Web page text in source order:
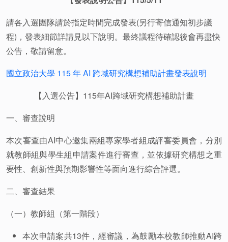
請各入選團隊請於指定時間完成發表(另行寄信通知初步議
程)，發表細節詳請見以下說明。最終議程待確認後會再盡快
公告，敬請留意。
國立政治大學 115 年 AI 跨域研究構想補助計畫發表說明
【入選公告】115年AI跨域研究構想補助計畫
一、審查說明
本次審查由AI中心邀集兩組專家學者組成評審委員會，分別
就教師組與學生組申請案件進行審查，並依據研究構想之重
要性、創新性與預期影響性等面向進行綜合評選。
二、審查結果
（一）教師組（第一階段）
本次申請案共13件，經審議，為鼓勵本校教師推動AI跨